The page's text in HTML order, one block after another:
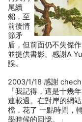
尾續
貂，至
前後情
節矛
盾，但前面仍不失傑
並提供書影。感謝A
誤。
2003/1/18 感謝
「我記得，這是十幾
連載過。在對岸的網
檔，花了 一點時間，
學時候的回憶。」